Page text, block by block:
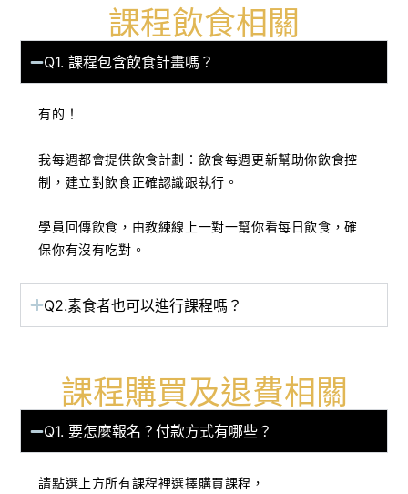
課程飲食相關
Q1. 課程包含飲食計畫嗎？
有的！
我每週都會提供飲食計劃：飲食每週更新幫助你飲食控
制，建立對飲食正確認識跟執行。
學員回傳飲食，由教練線上一對一幫你看每日飲食，確
保你有沒有吃對。
Q2.素食者也可以進行課程嗎？
課程購買及退費相關
Q1. 要怎麼報名？付款方式有哪些？
請點選上方所有課程裡選擇購買課程，